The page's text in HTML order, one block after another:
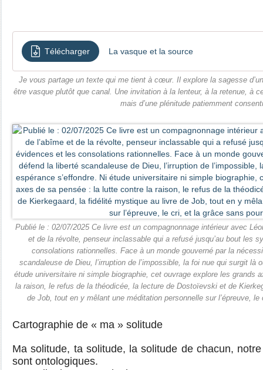
Télécharger La vasque et la source
Je vous partage un texte qui me tient à cœur. Il explore la sagesse
être vasque plutôt que canal. Une invitation à la lenteur, à la retenue, à
mais d’une plénitude patiemment
Publié le : 02/07/2025 Ce livre est un compagnonnage intérieur avec
et de la révolte, penseur inclassable qui a refusé jusqu’au bout les
consolations rationnelles. Face à un monde gouverné par la
scandaleuse de Dieu, l’irruption de l’impossible, la foi nue qui surgit là
étude universitaire ni simple biographie, cet ouvrage explore les grands
la raison, le refus de la théodicée, la lecture de Dostoïevski et de
de Job, tout en y mêlant une méditation personnelle sur l’épreuve,
Cartographie de « ma » solitude
Ma solitude, ta solitude, la solitude de chacun,
sont ontologiques.